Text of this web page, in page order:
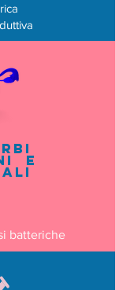
e
batteriche